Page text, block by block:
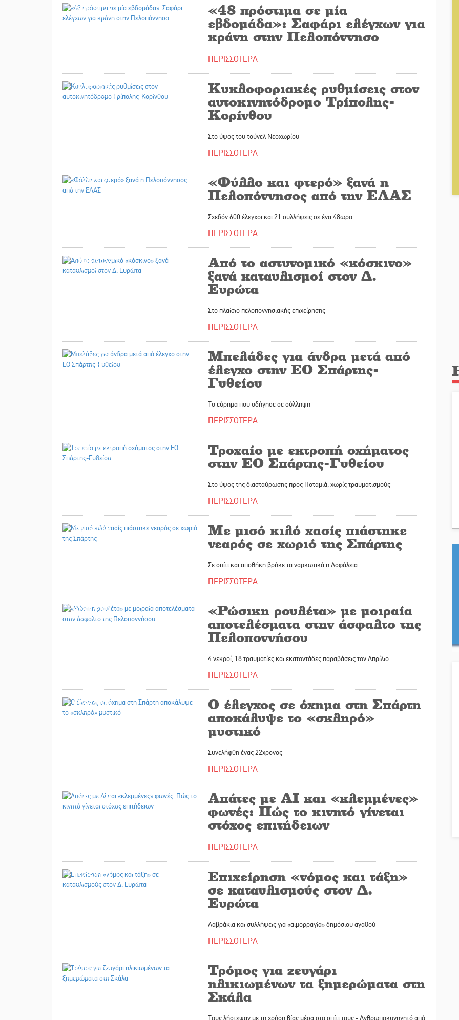
18/05/2026
«48 πρόστιμα σε μία
εβδομάδα»: Σαφάρι ελέγχων για
κράνη στην Πελοπόννησο
ΠΕΡΙΣΣΟΤΕΡΑ
16/05/2026
Κυκλοφοριακές ρυθμίσεις στον
αυτοκινητόδρομο Τρίπολης-
Κορίνθου
Στο ύψος του τούνελ Νεοχωρίου
ΠΕΡΙΣΣΟΤΕΡΑ
15/05/2026
«Φύλλο και φτερό» ξανά η
Πελοπόννησος από την ΕΛΑΣ
Σχεδόν 600 έλεγχοι και 21 συλλήψεις σε ένα 48ωρο
ΠΕΡΙΣΣΟΤΕΡΑ
12/05/2026
Από το αστυνομικό «κόσκινο»
ξανά καταυλισμοί στον Δ.
Ευρώτα
Στο πλαίσιο πελοποννησιακής επιχείρησης
ΠΕΡΙΣΣΟΤΕΡΑ
11/05/2026
Μπελάδες για άνδρα μετά από
έλεγχο στην ΕΟ Σπάρτης-
Γυθείου
Το εύρημα που οδήγησε σε σύλληψη
ΠΕΡΙΣΣΟΤΕΡΑ
08/05/2026
Τροχαίο με εκτροπή οχήματος
στην ΕΟ Σπάρτης-Γυθείου
Στο ύψος της διασταύρωσης προς Ποταμιά, χωρίς τραυματισμούς
ΠΕΡΙΣΣΟΤΕΡΑ
08/05/2026
Με μισό κιλό χασίς πιάστηκε
νεαρός σε χωριό της Σπάρτης
Σε σπίτι και αποθήκη βρήκε τα ναρκωτικά η Ασφάλεια
ΠΕΡΙΣΣΟΤΕΡΑ
07/05/2026
«Ρώσικη ρουλέτα» με μοιραία
αποτελέσματα στην άσφαλτο της
Πελοποννήσου
4 νεκροί, 18 τραυματίες και εκατοντάδες παραβάσεις τον Απρίλιο
ΠΕΡΙΣΣΟΤΕΡΑ
07/05/2026
Ο έλεγχος σε όχημα στη Σπάρτη
αποκάλυψε το «σκληρό»
μυστικό
Συνελήφθη ένας 22χρονος
ΠΕΡΙΣΣΟΤΕΡΑ
06/05/2026
Απάτες με ΑΙ και «κλεμμένες»
φωνές: Πώς το κινητό γίνεται
στόχος επιτήδειων
ΠΕΡΙΣΣΟΤΕΡΑ
05/05/2026
Επιχείρηση «νόμος και τάξη»
σε καταυλισμούς στον Δ.
Ευρώτα
Λαβράκια και συλλήψεις για «αιμορραγία» δημόσιου αγαθού
ΠΕΡΙΣΣΟΤΕΡΑ
04/05/2026
Τρόμος για ζευγάρι
ηλικιωμένων τα ξημερώματα στη
Σκάλα
Τους λήστεψαν με τη χρήση βίας μέσα στο σπίτι τους - Ανθρωποκυνηγητό από